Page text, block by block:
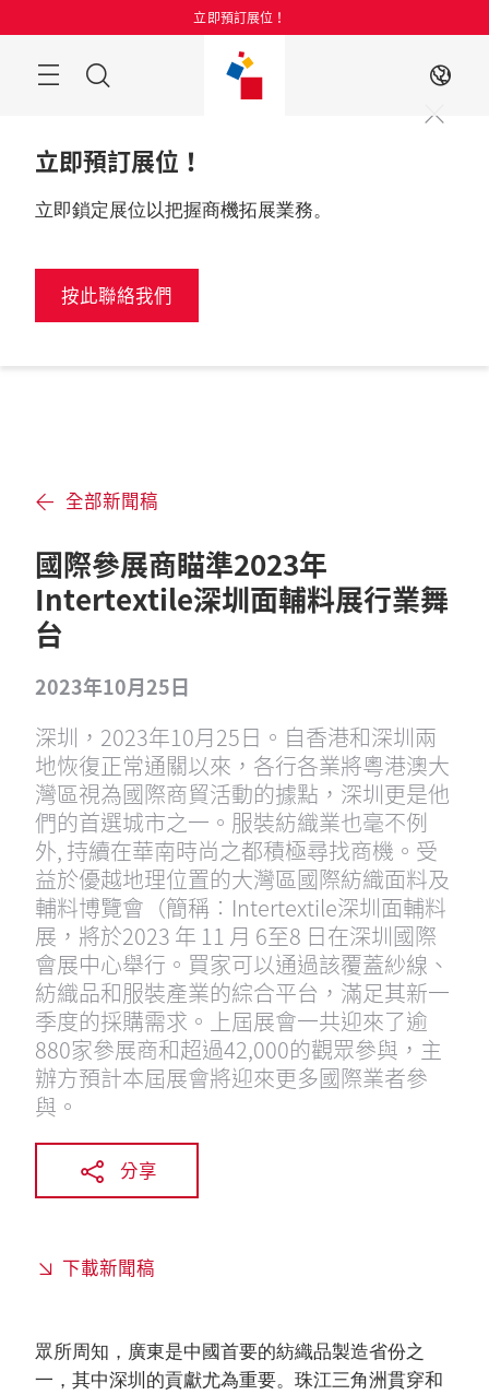
過
立即預訂展位！
目
ZH
立即預訂展位！
立即鎖定展位以把握商機拓展業務。
按此聯絡我們
全部新聞稿
國際參展商瞄準2023年
Intertextile深圳面輔料展行業舞
台
2023年10月25日
深圳，2023年10月25日。自香港和深圳兩
地恢復正常通關以來，各行各業將粵港澳大
灣區視為國際商貿活動的據點，深圳更是他
們的首選城市之一。服裝紡織業也毫不例
外, 持續在華南時尚之都積極尋找商機。受
益於優越地理位置的大灣區國際紡織面料及
輔料博覽會（簡稱︰Intertextile深圳面輔料
展，將於2023 年 11 月 6至8 日在深圳國際
會展中心舉行。買家可以通過該覆蓋紗線、
紡織品和服裝產業的綜合平台，滿足其新一
季度的採購需求。上屆展會一共迎來了逾
880家參展商和超過42,000的觀眾參與，主
辦方預計本屆展會將迎來更多國際業者參
與。
分享
下載新聞稿
眾所周知，廣東是中國首要的紡織品製造省份之
一，其中深圳的貢獻尤為重要。珠江三角洲貫穿和